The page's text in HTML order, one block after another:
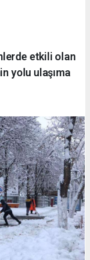
etkili olan
yolu ulaşıma